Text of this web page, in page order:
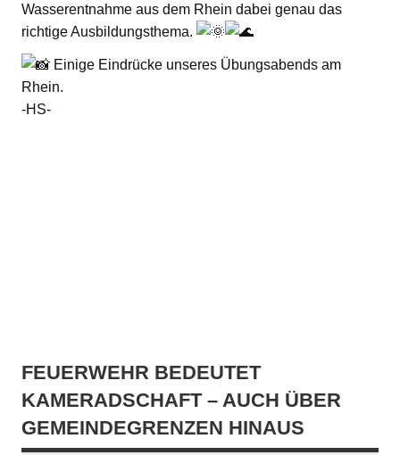
Wasserentnahme aus dem Rhein dabei genau das
richtige Ausbildungsthema.
Einige Eindrücke unseres Übungsabends am
Rhein.
-HS-
FEUERWEHR BEDEUTET
KAMERADSCHAFT – AUCH ÜBER
GEMEINDEGRENZEN HINAUS